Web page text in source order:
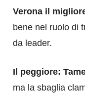
Verona il
bene nel ruolo di
da leader.
Il peggiore:
ma la sbaglia